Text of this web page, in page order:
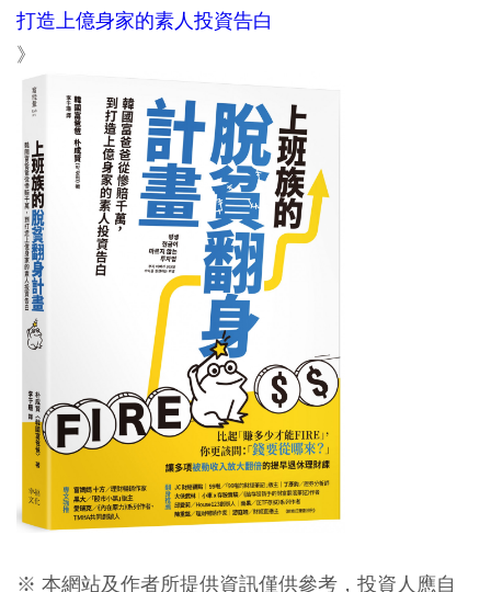
打造上億身家的素人投資告白
》
※ 本網站及作者所提供資訊僅供參考，投資人應自